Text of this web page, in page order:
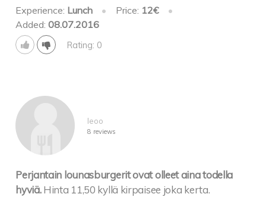
Experience: Lunch • Price: 12€
•
Added:08.07.2016
Rating: 0
leoo
8 reviews
Perjantain lounasburgerit ovat olleet aina todella
hyviä. Hinta 11,50 kyllä kirpaisee joka kerta.